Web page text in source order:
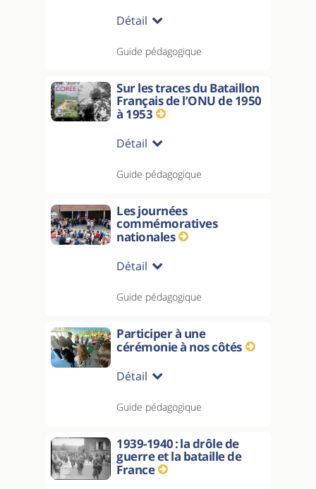
Détail
Guide pédagogique
Sur les traces du Bataillon
Français de l’ONU de 1950
à 1953
Détail
Guide pédagogique
Les journées
commémoratives
nationales
Détail
Guide pédagogique
Participer à une
cérémonie à nos côtés
Détail
Guide pédagogique
1939-1940 : la drôle de
guerre et la bataille de
France